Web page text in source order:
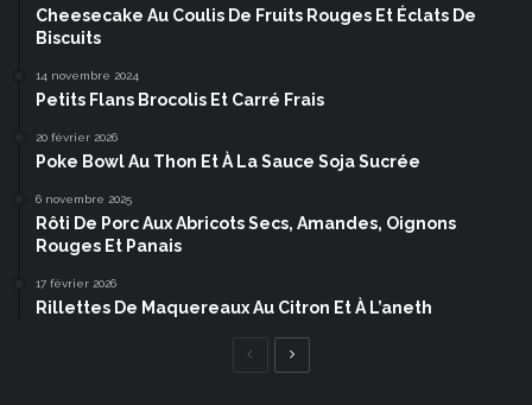
Cheesecake Au Coulis De Fruits Rouges Et Éclats De
Biscuits
14 novembre 2024
Petits Flans Brocolis Et Carré Frais
20 février 2026
Poke Bowl Au Thon Et À La Sauce Soja Sucrée
6 novembre 2025
Rôti De Porc Aux Abricots Secs, Amandes, Oignons
Rouges Et Panais
17 février 2026
Rillettes De Maquereaux Au Citron Et À L’aneth
Page